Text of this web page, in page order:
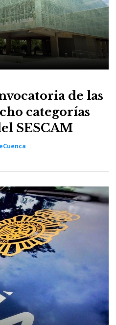
de las
categorías
SESCAM